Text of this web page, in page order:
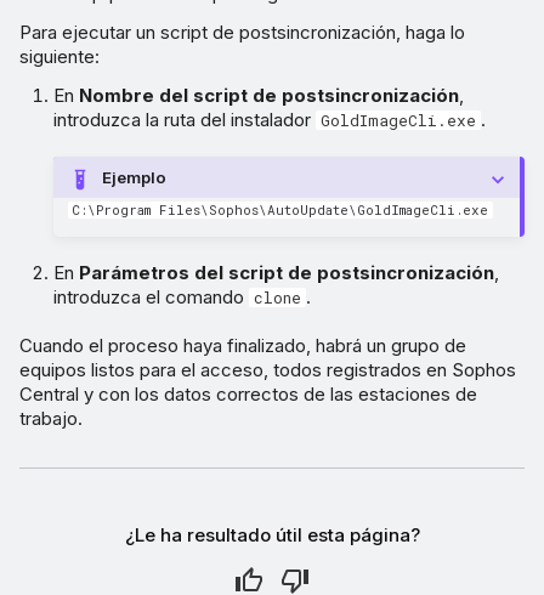
Para ejecutar un script de postsincronización, haga lo
siguiente:
En Nombre del script de postsincronización,
introduzca la ruta del instalador GoldImageCli.exe .
Ejemplo
C:\Program Files\Sophos\AutoUpdate\GoldImageCli.exe
En Parámetros del script de postsincronización,
introduzca el comando clone .
Cuando el proceso haya finalizado, habrá un grupo de
equipos listos para el acceso, todos registrados en Sophos
Central y con los datos correctos de las estaciones de
trabajo.
¿Le ha resultado útil esta página?